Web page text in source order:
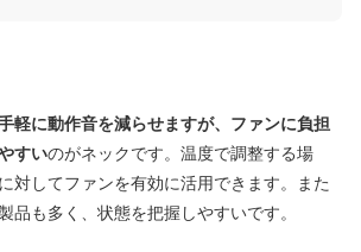
軽に動作音を減らせますが、ファンに負担
すいのがネックです。温度で調整する場
対してファンを有効に活用できます。また
品も多く、状態を把握しやすいです。